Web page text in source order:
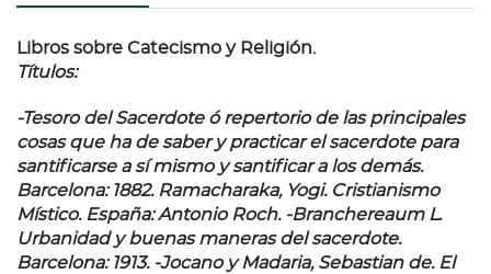
Libros sobre Catecismo y Religión.
Títulos:
-Tesoro del Sacerdote ó repertorio de las principales
cosas que ha de saber y practicar el sacerdote para
santificarse a sí mismo y santificar a los demás.
Barcelona: 1882. Ramacharaka, Yogi. Cristianismo
Místico. España: Antonio Roch. -Branchereaum L.
Urbanidad y buenas maneras del sacerdote.
Barcelona: 1913. -Jocano y Madaria, Sebastian de. El